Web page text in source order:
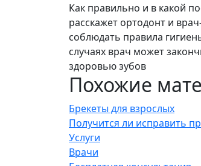
Как правильно и в какой
расскажет ортодонт и
соблюдать правила
случаях врач может
здоровью зубов
Похожие
Брекеты для взрослых
Получится ли исправить
Услуги
Врачи